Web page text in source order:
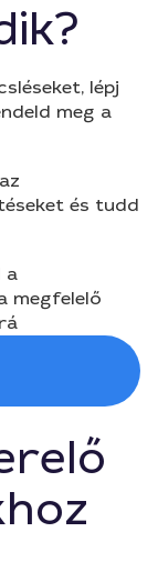
lépj
meg a
és tudd
a
megfelelő